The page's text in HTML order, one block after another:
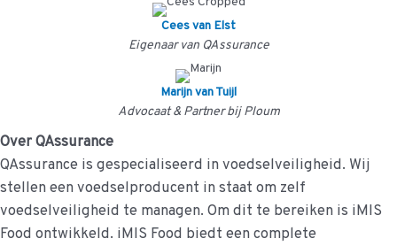
Cees van Elst
Eigenaar van QAssurance
Marijn van Tuijl
Advocaat & Partner bij Ploum
Over QAssurance
QAssurance is gespecialiseerd in voedselveiligheid. Wij
stellen een voedselproducent in staat om zelf
voedselveiligheid te managen. Om dit te bereiken is iMIS
Food ontwikkeld. iMIS Food biedt een complete